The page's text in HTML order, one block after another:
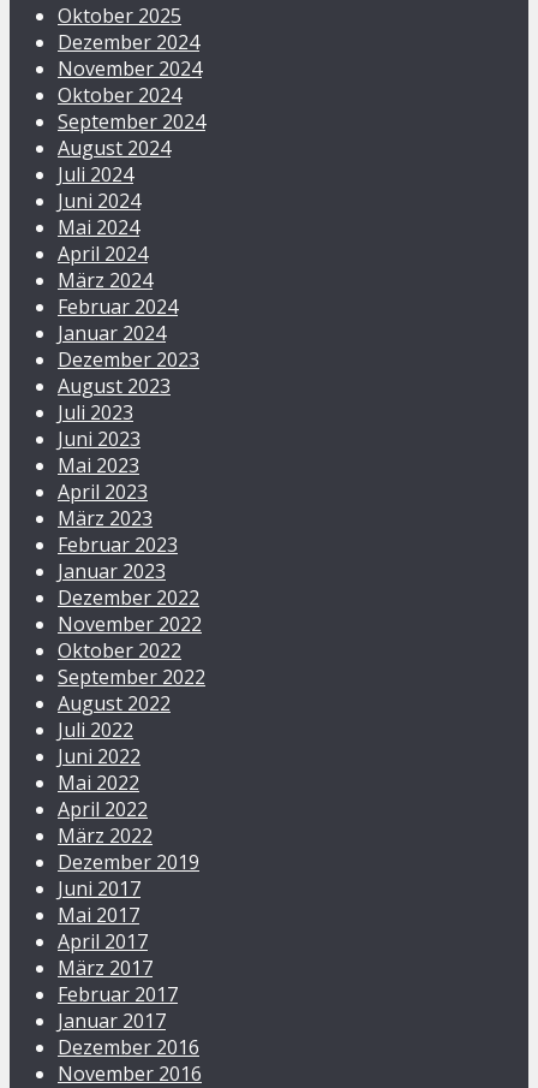
Oktober 2025
Dezember 2024
November 2024
Oktober 2024
September 2024
August 2024
Juli 2024
Juni 2024
Mai 2024
April 2024
März 2024
Februar 2024
Januar 2024
Dezember 2023
August 2023
Juli 2023
Juni 2023
Mai 2023
April 2023
März 2023
Februar 2023
Januar 2023
Dezember 2022
November 2022
Oktober 2022
September 2022
August 2022
Juli 2022
Juni 2022
Mai 2022
April 2022
März 2022
Dezember 2019
Juni 2017
Mai 2017
April 2017
März 2017
Februar 2017
Januar 2017
Dezember 2016
November 2016